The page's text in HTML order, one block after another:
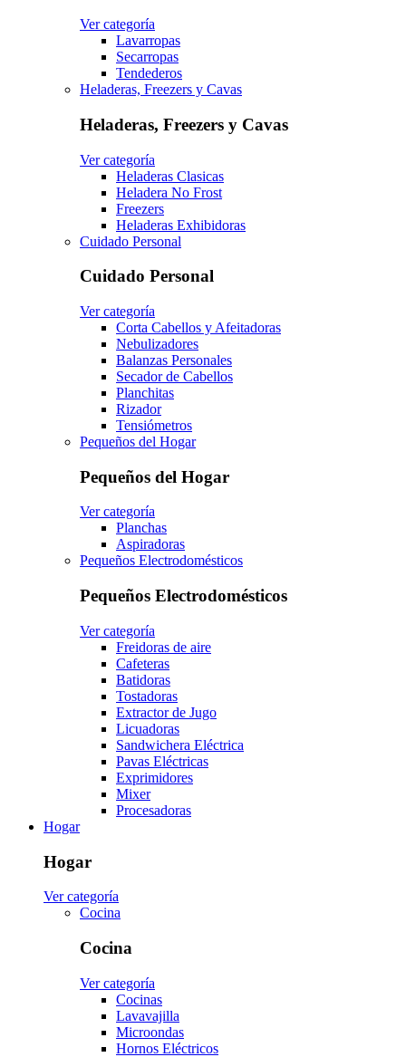
Ver categoría
Lavarropas
Secarropas
Tendederos
Heladeras, Freezers y Cavas
Heladeras, Freezers y Cavas
Ver categoría
Heladeras Clasicas
Heladera No Frost
Freezers
Heladeras Exhibidoras
Cuidado Personal
Cuidado Personal
Ver categoría
Corta Cabellos y Afeitadoras
Nebulizadores
Balanzas Personales
Secador de Cabellos
Planchitas
Rizador
Tensiómetros
Pequeños del Hogar
Pequeños del Hogar
Ver categoría
Planchas
Aspiradoras
Pequeños Electrodomésticos
Pequeños Electrodomésticos
Ver categoría
Freidoras de aire
Cafeteras
Batidoras
Tostadoras
Extractor de Jugo
Licuadoras
Sandwichera Eléctrica
Pavas Eléctricas
Exprimidores
Mixer
Procesadoras
Hogar
Hogar
Ver categoría
Cocina
Cocina
Ver categoría
Cocinas
Lavavajilla
Microondas
Hornos Eléctricos